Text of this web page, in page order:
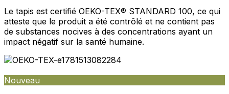
Le tapis est certifié OEKO-TEX® STANDARD 100, ce qui
atteste que le produit a été contrôlé et ne contient pas
de substances nocives à des concentrations ayant un
impact négatif sur la santé humaine.
Nouveau